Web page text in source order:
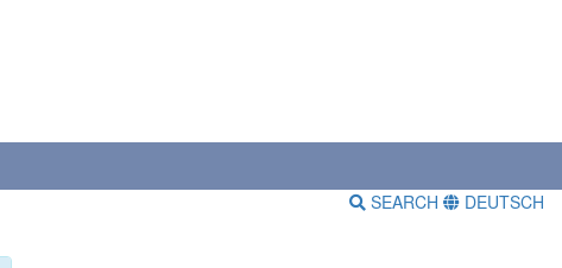
SEARCH DEUTSCH